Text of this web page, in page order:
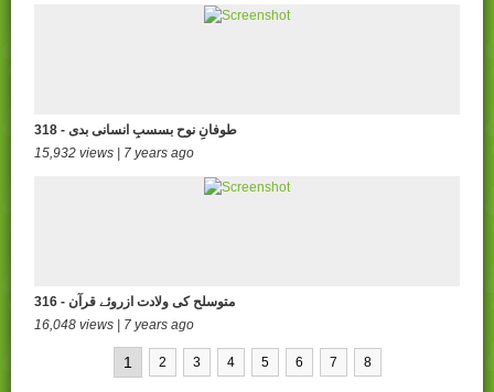
318 - طوفانِ نوح بسسبِ انسانی بدی
15,932 views | 7 years ago
316 - متوسلح کی ولادت ازروئے قرآن
16,048 views | 7 years ago
1 2 3 4 5 6 7 8